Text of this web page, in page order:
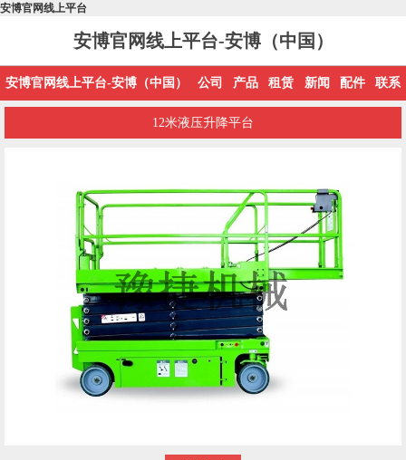
安博官网线上平台
安博官网线上平台-安博（中国）
安博官网线上平台-安博（中国） 公司 产品 租赁 新闻 配件 联系
12米液压升降平台